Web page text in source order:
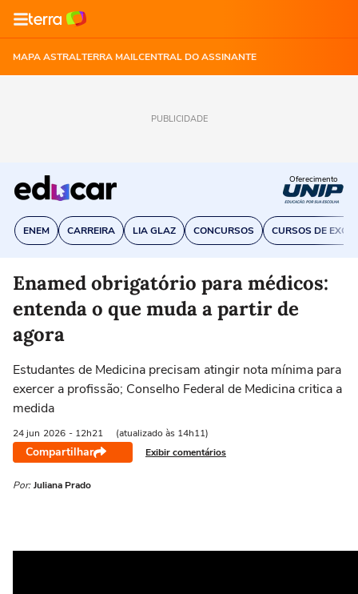
MAPA ASTRALTERRA MAILCENTRAL DO ASSINANTE
PUBLICIDADE
ENEM CARREIRA LIA GLAZ CONCURSOS CURSOS DE EXCEL
Oferecimento
Enamed obrigatório para médicos:
entenda o que muda a partir de
agora
Estudantes de Medicina precisam atingir nota mínima para
exercer a profissão; Conselho Federal de Medicina critica a
medida
24 jun 2026 - 12h21 (atualizado às 14h11)
Compartilhar Exibir comentários
Por: Juliana Prado